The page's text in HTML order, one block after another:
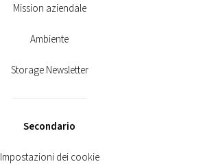
Mission aziendale
Ambiente
Storage Newsletter
Secondario
Impostazioni dei cookie